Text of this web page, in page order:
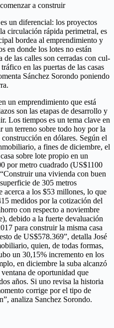
a construir
un diferencial: los proyectos
circulación rápida perimetral, es
bordea al emprendimiento y
en donde los lotes no están
las calles son cerradas con cul-
en las puertas de las casas
Sánchez Sorondo poniendo
un emprendimiento que está
son las etapas de desarrollo y
Los tiempos es un tema clave en
un terreno sobre todo hoy por la
en dólares. Según el
a fines de diciembre, el
sobre lote propio en un
por metro cuadrado (US$1100
una vivienda con buen
de 305 metros
acerca a los $53 millones, lo que
medidos por la cotización del
con respecto a noviembre
debido a la fuerte devaluación
para construir la misma casa
de US$578.369”, detalla José
quien, de todas formas,
un 30,15% incremento en los
en diciembre la suba alcanzó
de oportunidad que
años. Si uno revisa la historia
corrige por el tipo de
analiza Sanchez Sorondo.